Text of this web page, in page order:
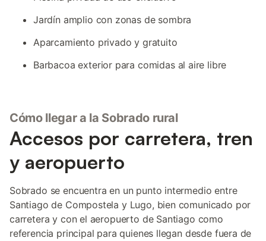
Jardín amplio con zonas de sombra
Aparcamiento privado y gratuito
Barbacoa exterior para comidas al aire libre
Cómo llegar a la Sobrado rural
Accesos por carretera, tren
y aeropuerto
Sobrado se encuentra en un punto intermedio entre
Santiago de Compostela y Lugo, bien comunicado por
carretera y con el aeropuerto de Santiago como
referencia principal para quienes llegan desde fuera de